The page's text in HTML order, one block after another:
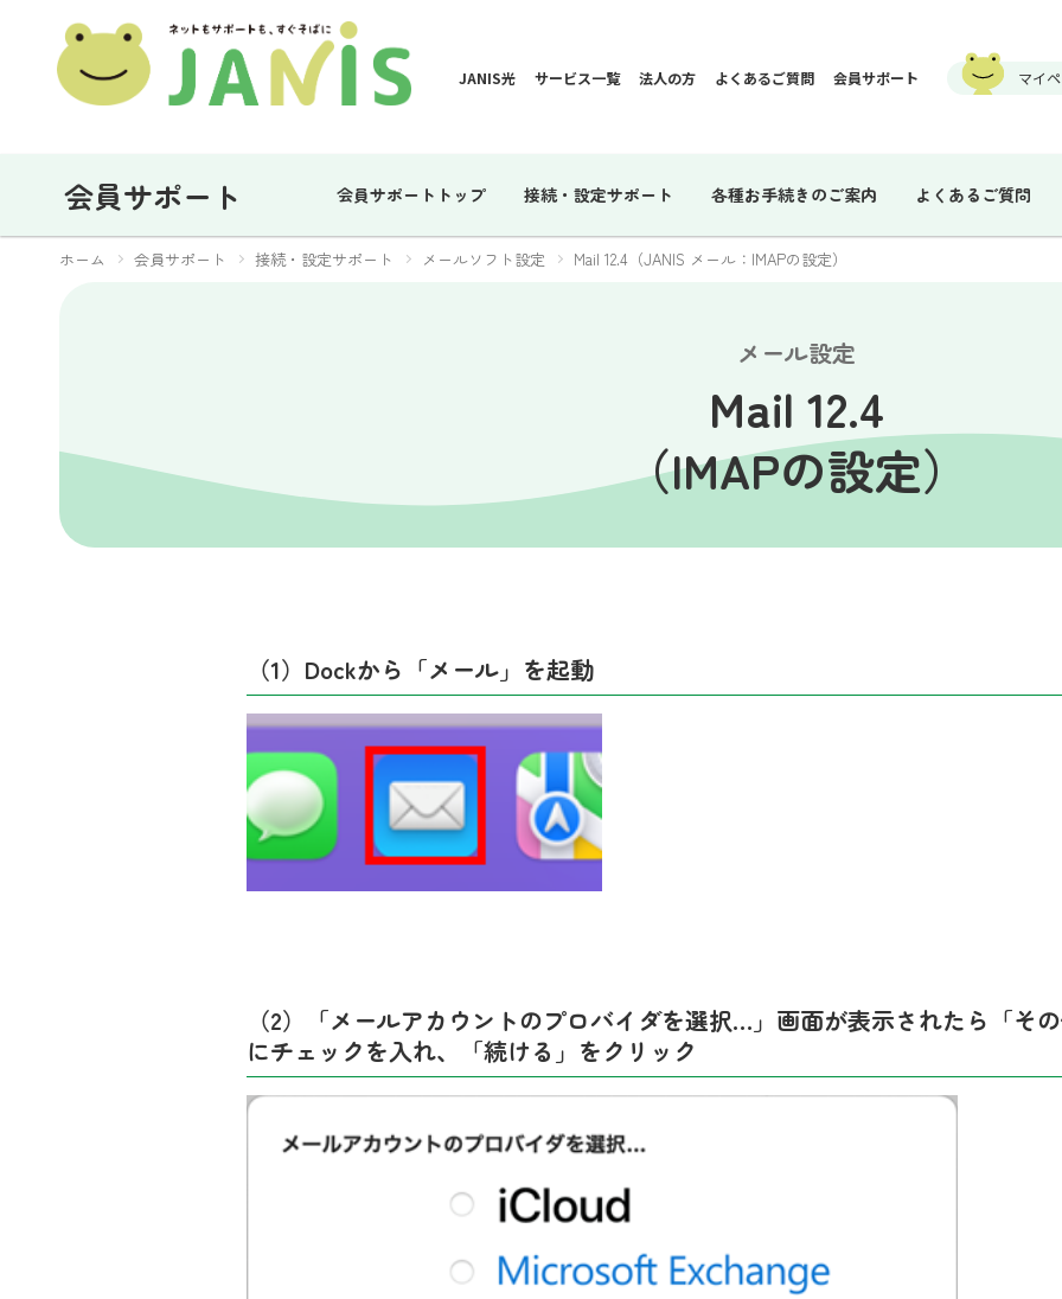
JANIS光 サービス一覧 法人の方 よくあるご質問 会員サポート マイ
会員サポート 会員サポートトップ 接続・設定サポート 各種お手続きのご案内 よくあるご質問
ホーム 会員サポート 接続・設定サポート メールソフト設定 Mail 12.4（JANIS メール：IMAPの設定）
メール設定
Mail 12.4
（IMAPの設定）
（1）Dockから「メール」を起動
（2）「メールアカウントのプロバイダを選択…」画面が表示されたら「そ
にチェックを入れ、「続ける」をクリック